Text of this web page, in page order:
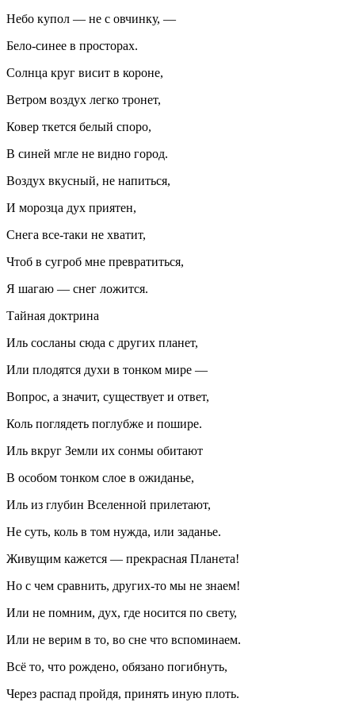
Небо купол — не с овчинку, —
Бело-синее в просторах.
Солнца круг висит в короне,
Ветром воздух легко тронет,
Ковер ткется белый споро,
В синей мгле не видно город.
Воздух вкусный, не напиться,
И морозца дух приятен,
Снега все-таки не хватит,
Чтоб в сугроб мне превратиться,
Я шагаю — снег ложится.
Тайная доктрина
Иль сосланы сюда с других планет,
Или плодятся духи в тонком мире —
Вопрос, а значит, существует и ответ,
Коль поглядеть поглубже и пошире.
Иль вкруг Земли их сонмы обитают
В особом тонком слое в ожиданье,
Иль из глубин Вселенной прилетают,
Не суть, коль в том нужда, или заданье.
Живущим кажется — прекрасная Планета!
Но с чем сравнить, других-то мы не знаем!
Или не помним, дух, где носится по свету,
Или не верим в то, во сне что вспоминаем.
Всё то, что рождено, обязано погибнуть,
Через распад пройдя, принять иную плоть.